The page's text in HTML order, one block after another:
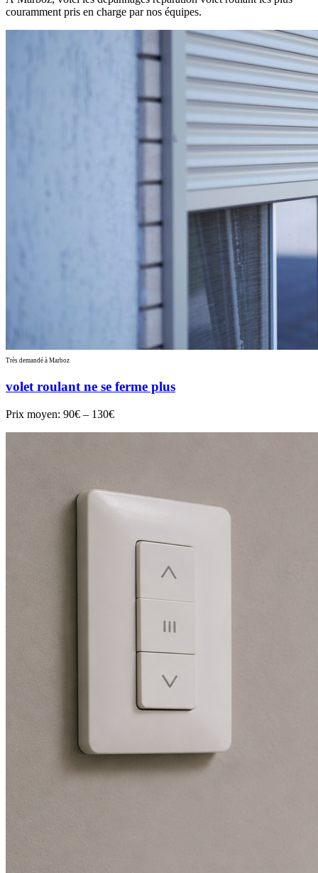
couramment pris en charge par nos équipes.
Très demandé à Marboz
volet roulant ne se ferme plus
Prix moyen: 90€ – 130€